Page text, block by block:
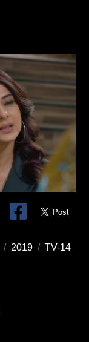
/ 2019 / TV-14